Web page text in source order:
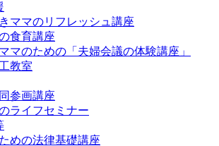
ママのリフレッシュ講座
食育講座
マのための「夫婦会議の体験講座」
教室
参画講座
ライフセミナー
めの法律基礎講座